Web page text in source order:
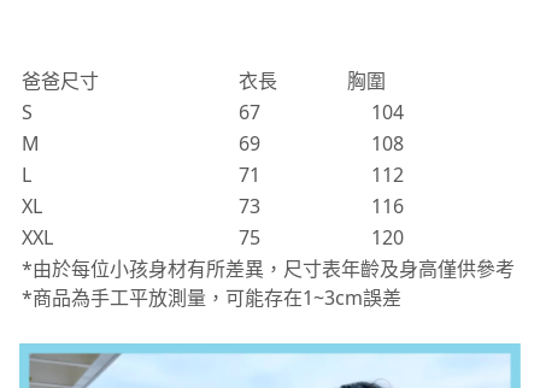
M
69
108
L
71
112
XL
73
116
XXL
75
120
*由於每位小孩身材有所差異，尺寸表年齡及身高僅供參考
*商品為手工平放測量，可能存在1~3cm誤差